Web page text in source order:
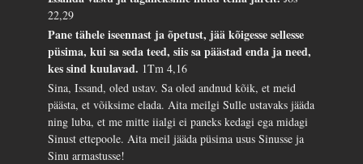
22,29
Pane tähele iseennast ja õpetust, jää kõigesse sellesse
püsima, kui sa seda teed, siis sa päästad enda ja need,
kes sind kuulavad. 1Tm 4,16
Sina, Issand, oled ustav. Sa oled andnud kõik, et meid
päästa, et võiksime elada. Aita meilgi Sulle ustavaks jääda
ning luba, et me mitte iialgi ei paneks kedagi ega midagi
Sinust ettepoole. Aita meil jääda püsima usus Sinusse ja
Sinu armastusse!